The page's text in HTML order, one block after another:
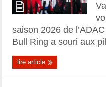
saison 2026 de
Bull Ring a souri aux
lire article